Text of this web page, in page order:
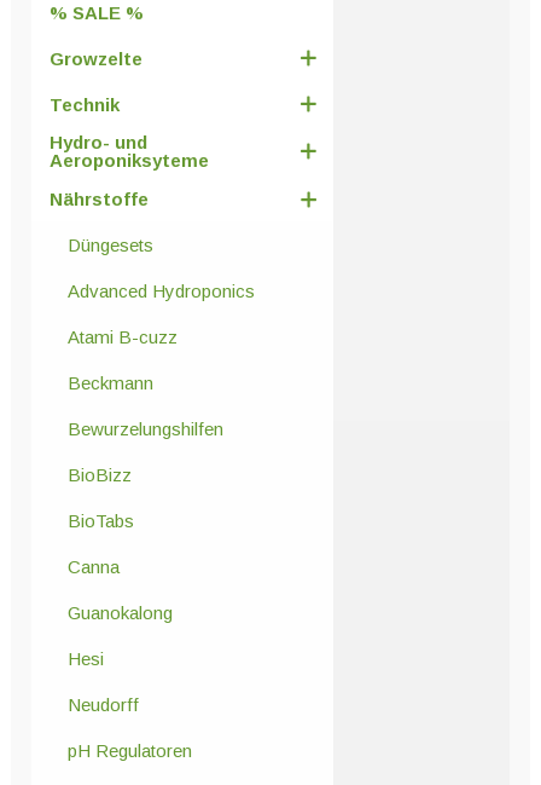
% SALE %
Growzelte
Technik
Hydro- und
Aeroponiksyteme
Nährstoffe
Düngesets
Advanced Hydroponics
Atami B-cuzz
Beckmann
Bewurzelungshilfen
BioBizz
BioTabs
Canna
Guanokalong
Hesi
Neudorff
pH Regulatoren